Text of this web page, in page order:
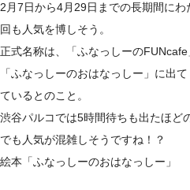
2月7日から4月29日までの長期間に
回も人気を博しそう。
正式名称は、「ふなっしーの
「ふなっしーのおはなっしー」に出
ているとのこと。
渋谷パルコでは5時間待ちも出たほど
でも人気が混雑しそうですね！？
絵本「ふなっしーのおはなっしー」